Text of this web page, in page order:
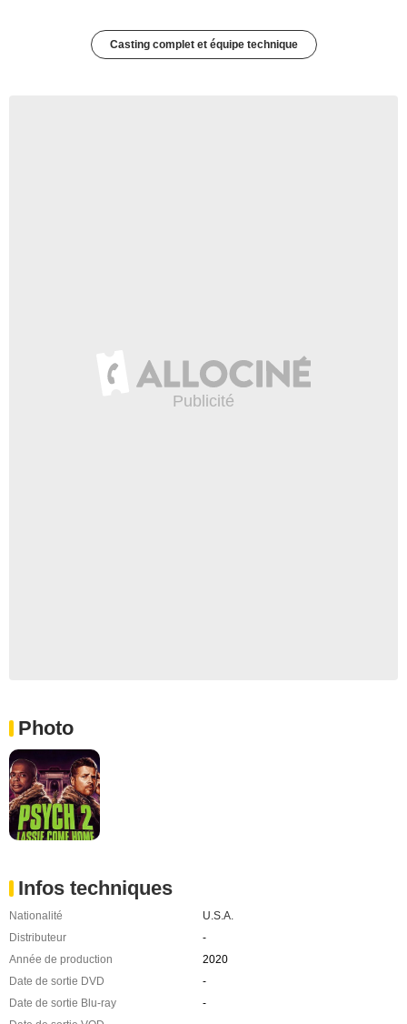
Casting complet et équipe technique
Photo
Infos techniques
Nationalité
U.S.A.
Distributeur
-
Année de production
2020
Date de sortie DVD
-
Date de sortie Blu-ray
-